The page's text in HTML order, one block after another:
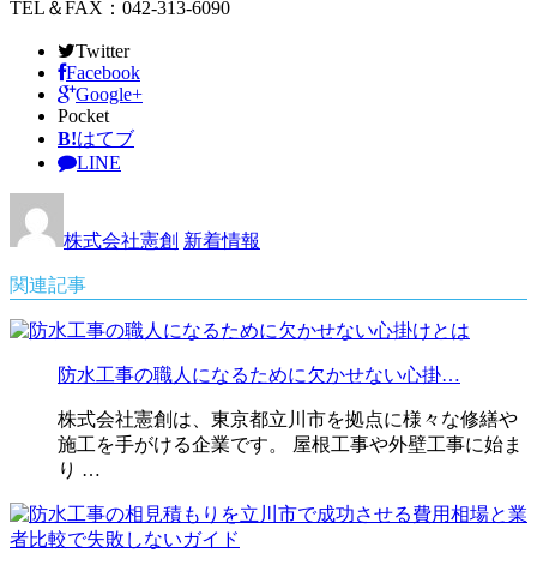
TEL＆FAX：042-313-6090
Twitter
Facebook
Google+
Pocket
B!はてブ
LINE
株式会社憲創 新着情報
関連記事
防水工事の職人になるために欠かせない心掛…
株式会社憲創は、東京都立川市を拠点に様々な修繕や
施工を手がける企業です。 屋根工事や外壁工事に始ま
り …